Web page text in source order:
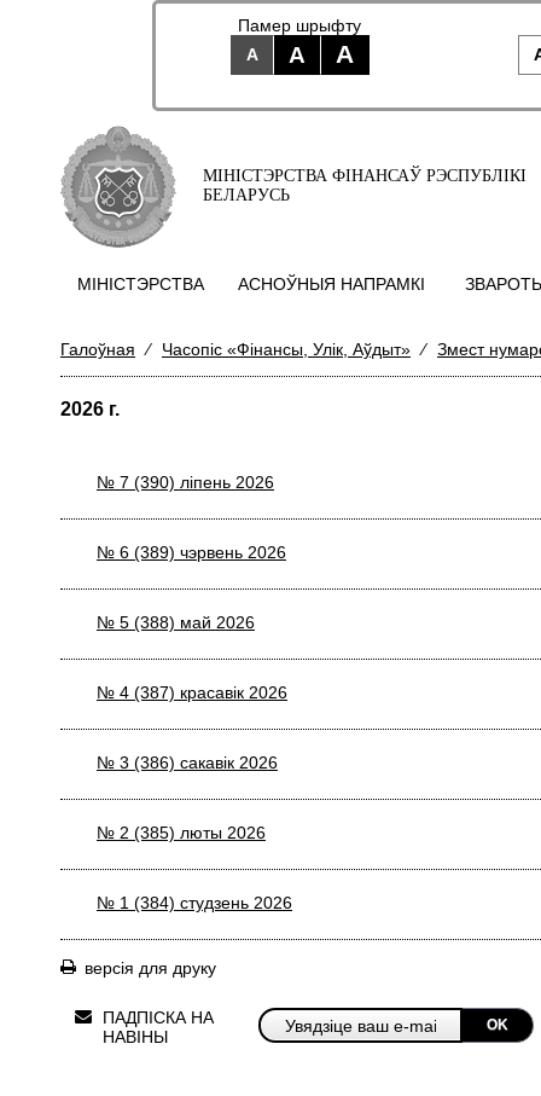
Памер шрыфту
A
A A
МІНІСТЭРСТВА ФІНАНСАЎ РЭСПУБЛІКІ
БЕЛАРУСЬ
МIНIСТЭРСТВА АСНОЎНЫЯ НАПРАМКI
Галоўная ⁄ Часопіс «Фінансы, Улік, Аўдыт» ⁄ Змест
2026 г.
№ 7 (390) лiпень 2026
№ 6 (389) чэрвень 2026
№ 5 (388) май 2026
№ 4 (387) красавiк 2026
№ 3 (386) сакавiк 2026
№ 2 (385) люты 2026
№ 1 (384) студзень 2026
версія для друку
ПАДПІСКА НА
НАВІНЫ
OK